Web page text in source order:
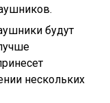
будут
нескольких